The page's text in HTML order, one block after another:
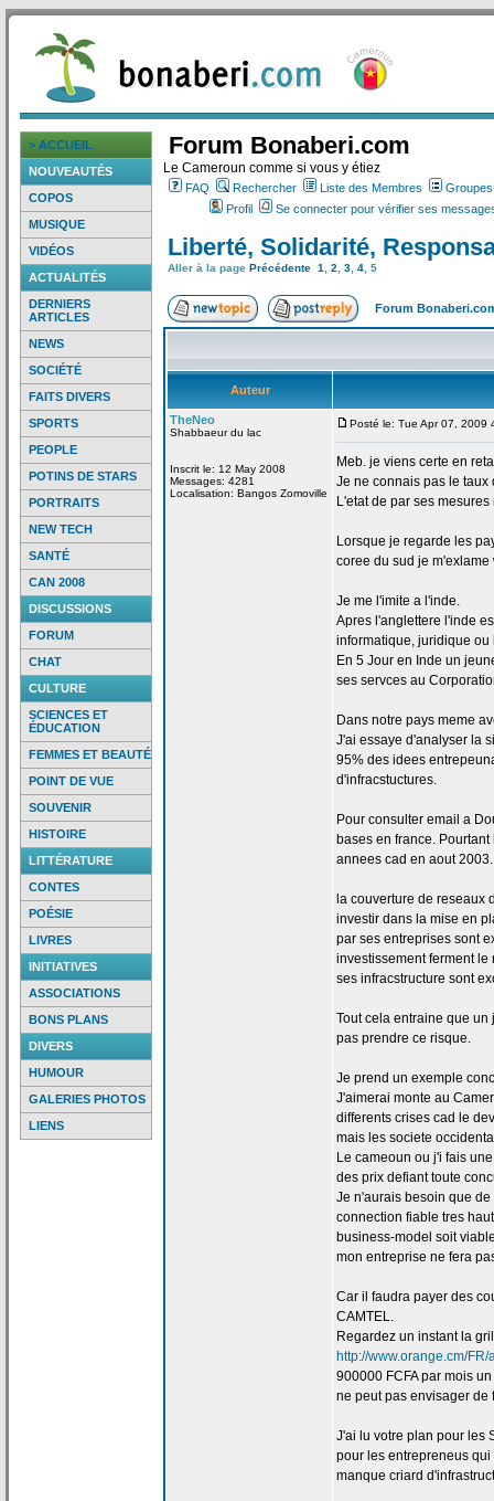
> ACCUEIL
NOUVEAUTÉS
COPOS
MUSIQUE
VIDÉOS
ACTUALITÉS
DERNIERS
ARTICLES
NEWS
SOCIÉTÉ
FAITS DIVERS
SPORTS
PEOPLE
POTINS DE STARS
PORTRAITS
NEW TECH
SANTÉ
CAN 2008
DISCUSSIONS
FORUM
CHAT
CULTURE
SCIENCES ET
ÉDUCATION
FEMMES ET BEAUTÉ
POINT DE VUE
SOUVENIR
HISTOIRE
LITTÉRATURE
CONTES
POÉSIE
LIVRES
INITIATIVES
ASSOCIATIONS
BONS PLANS
DIVERS
HUMOUR
GALERIES PHOTOS
LIENS
Forum Bonaberi.com
Le Cameroun comme si vous y étiez
FAQ Rechercher Liste des Membres
Profil
Se connecter pour vérifier ses
Liberté, Solidarité,
Aller à la page Précédente 1 2 3 4 5
Forum
Auteur
TheNeo
Shabbaeur du lac
Inscrit le: 12 May 2008
Messages: 4281
Localisation: Bangos Zomoville
Posté le: Tue Apr 07, 2009
Meb. je viens certe en
Je ne connais pas le
L'etat de par ses mesures
Lorsque je regarde les
coree du sud je
Je me l'imite a l'inde.
Apres l'anglettere l'inde
informatique, juridique ou
En 5 Jour en Inde un
ses servces au
Dans notre pays meme
J'ai essaye d'analyser la
95% des idees
d'infracstuctures.
Pour consulter email a
bases en france. Pourtant
annees cad en aout 2003.
la couverture de reseaux
investir dans la mise en
par ses entreprises sont
investissement ferment le
ses infracstructure sont
Tout cela entraine que
pas prendre ce risque.
Je prend un exemple
J'aimerai monte au
differents crises cad le
mais les societe
Le cameoun ou j'i fais
des prix defiant toute
Je n'aurais besoin que de
connection fiable tres
business-model soit
mon entreprise ne fera
Car il faudra payer des
CAMTEL.
Regardez un instant la
http://www.orange.cm/
900000 FCFA par mois
ne peut pas envisager de
J'ai lu votre plan pour les
pour les entrepreneus
manque criard